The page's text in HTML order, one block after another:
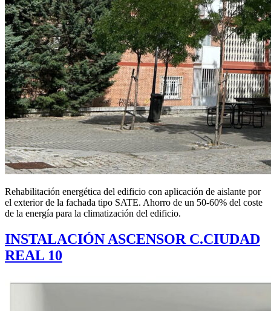
Rehabilitación energética del edificio con aplicación de aislante por
el exterior de la fachada tipo SATE. Ahorro de un 50-60% del coste
de la energía para la climatización del edificio.
INSTALACIÓN ASCENSOR C.CIUDAD
REAL 10